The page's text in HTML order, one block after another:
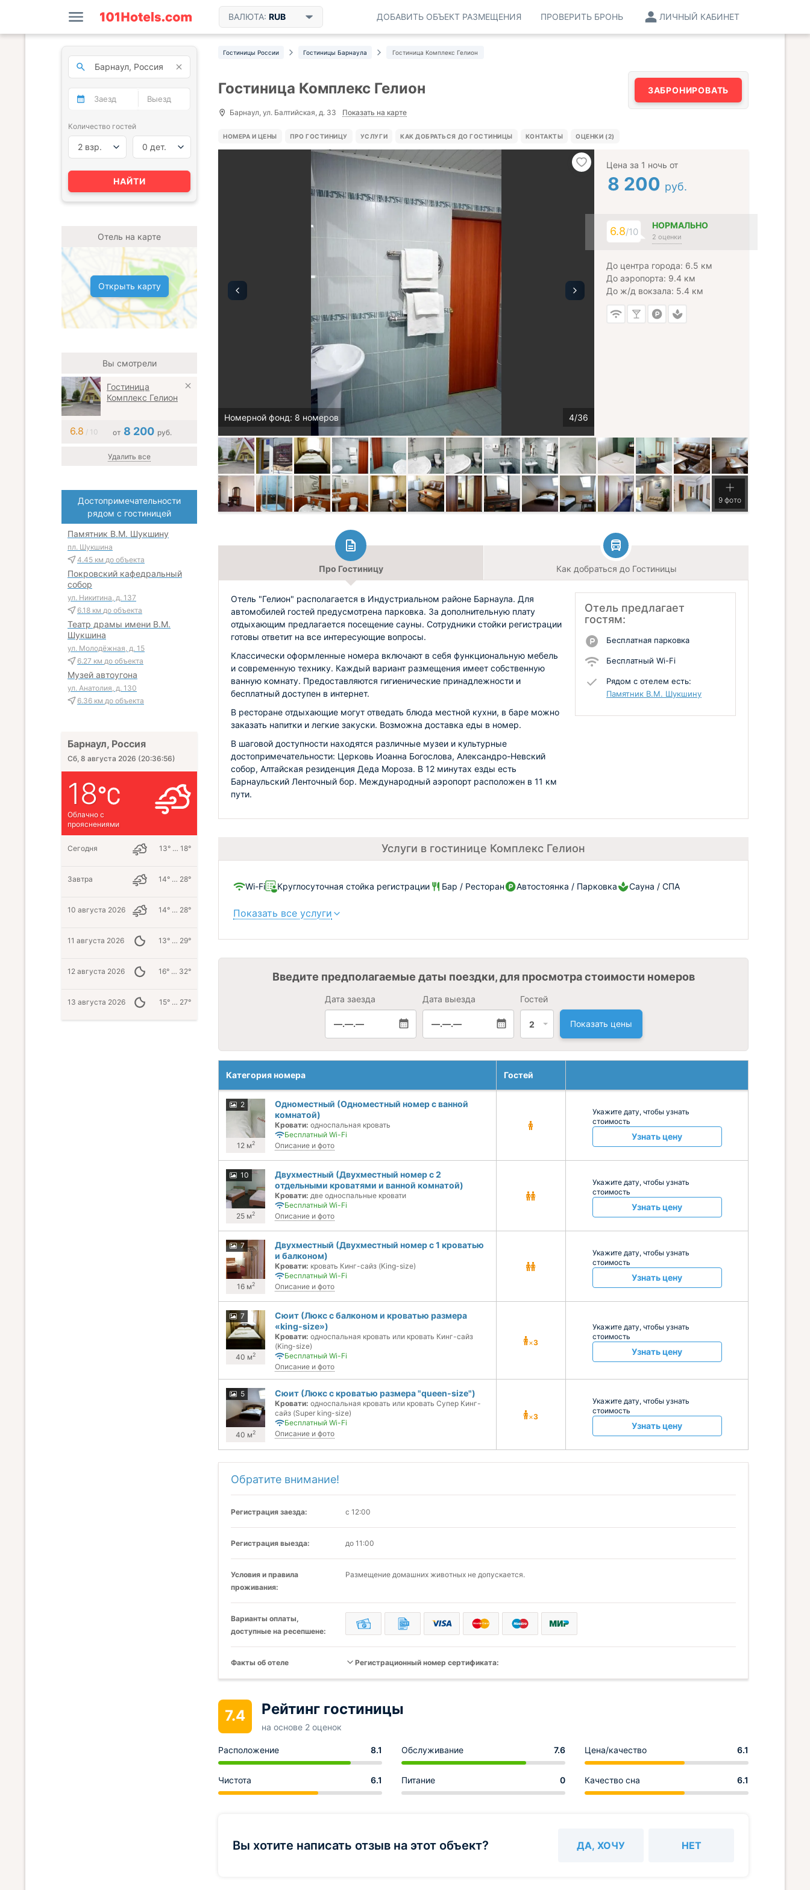
ВАЛЮТА: RUB ЛИЧНЫЙ КАБИНЕТ
ПРОВЕРИТЬ БРОНЬ
ДОБАВИТЬ ОБЪЕКТ РАЗМЕЩЕНИЯ
Гостиницы России Гостиницы Барнаула Гостиница Комплекс Гелион
Гостиница Комплекс Гелион
Барнаул, ул. Балтийская, д. 33 Показать на карте
ЗАБРОНИРОВАТЬ
НОМЕРА И ЦЕНЫ ПРО ГОСТИНИЦУ УСЛУГИ КАК ДОБРАТЬСЯ ДО ГОСТИНИЦЫ КОНТАКТЫ ОЦЕНКИ (2)
Номерной фонд: 8 номеров
Цена за 1 ночь от
8 200 руб.
6.8/10
НОРМАЛЬНО
2 оценки
До центра города: 6.5 км
До аэропорта: 9.4 км
До ж/д вокзала: 5.4 км
9 фото
Про Гостиницу Как добраться до Гостиницы
Отель предлагает
гостям:
Бесплатная парковка
Бесплатный Wi-Fi
Рядом с отелем есть:
Памятник В.М. Шукшину
Отель "Гелион" располагается в Индустриальном районе Барнаула. Для
автомобилей гостей предусмотрена парковка. За дополнительную плату
отдыхающим предлагается посещение сауны. Сотрудники стойки регистрации
готовы ответит на все интересующие вопросы.
Классически оформленные номера включают в себя функциональную мебель
и современную технику. Каждый вариант размещения имеет собственную
ванную комнату. Предоставляются гигиенические принадлежности и
бесплатный доступен в интернет.
В ресторане отдыхающие могут отведать блюда местной кухни, в баре можно
заказать напитки и легкие закуски. Возможна доставка еды в номер.
В шаговой доступности находятся различные музеи и культурные
достопримечательности: Церковь Иоанна Богослова, Александро-Невский
собор, Алтайская резиденция Деда Мороза. В 12 минутах езды есть
Барнаульский Ленточный бор. Международный аэропорт расположен в 11 км
пути.
Услуги в гостинице Комплекс Гелион
Wi-Fi Круглосуточная стойка регистрации Бар / Ресторан Автостоянка / Парковка Сауна / СПА
Показать все услуги
Введите предполагаемые даты поездки, для просмотра стоимости номеров
Дата заезда
—.—.—
Дата выезда
—.—.—
Гостей
2 Показать цены
Категория номера Гостей
2
12 м2
Одноместный (Одноместный номер с ванной
комнатой)
Кровати: односпальная кровать
Бесплатный Wi-Fi
Описание и фото
Укажите дату, чтобы узнать
стоимость
Узнать цену
10
25 м2
Двухместный (Двухместный номер с 2
отдельными кроватями и ванной комнатой)
Кровати: две односпальные кровати
Бесплатный Wi-Fi
Описание и фото
Укажите дату, чтобы узнать
стоимость
Узнать цену
7
16 м2
Двухместный (Двухместный номер с 1 кроватью
и балконом)
Кровати: кровать Кинг-сайз (King-size)
Бесплатный Wi-Fi
Описание и фото
Укажите дату, чтобы узнать
стоимость
Узнать цену
7
40 м2
Сюит (Люкс с балконом и кроватью размера
«king-size»)
Кровати: односпальная кровать или кровать Кинг-сайз
(King-size)
Бесплатный Wi-Fi
Описание и фото
×3
Укажите дату, чтобы узнать
стоимость
Узнать цену
5
40 м2
Сюит (Люкс с кроватью размера "queen-size")
Кровати: односпальная кровать или кровать Супер Кинг-
сайз (Super king-size)
Бесплатный Wi-Fi
Описание и фото
×3
Укажите дату, чтобы узнать
стоимость
Узнать цену
Обратите внимание!
Регистрация заезда: с 12:00
Регистрация выезда: до 11:00
Условия и правила
проживания:
Размещение домашних животных не допускается.
Варианты оплаты,
доступные на ресепшене:
Факты об отеле Регистрационный номер сертификата:
7.4 Рейтинг гостиницы
на основе 2 оценок
Расположение 8.1 Обслуживание 7.6 Цена/качество 6.1
Чистота 6.1 Питание 0 Качество сна 6.1
Вы хотите написать отзыв на этот объект? ДА, ХОЧУ НЕТ
Количество гостей
2 взр. 0 дет.
НАЙТИ
Отель на карте
Открыть карту
Вы смотрели
Гостиница
Комплекс Гелион
6.8 / 10 от 8 200 руб.
Удалить все
Достопримечательности
рядом с гостиницей
Памятник В.М. Шукшину
пл. Шукшина
4.45 км до объекта
Покровский кафедральный
собор
ул. Никитина, д. 137
6.18 км до объекта
Театр драмы имени В.М.
Шукшина
ул. Молодёжная, д. 15
6.27 км до объекта
Музей автоугона
ул. Анатолия, д. 130
6.36 км до объекта
Барнаул, Россия
Сб, 8 августа 2026 (20:36:57)
18
Облачно с
прояснениями
Сегодня 13° … 18°
Завтра 14° … 28°
10 августа 2026 14° … 28°
11 августа 2026 13° … 29°
12 августа 2026 16° … 32°
13 августа 2026 15° … 27°